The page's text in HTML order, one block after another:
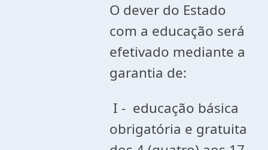
O dever do Estado
com a educação será
efetivado mediante a
garantia de:
I - educação básica
obrigatória e gratuita